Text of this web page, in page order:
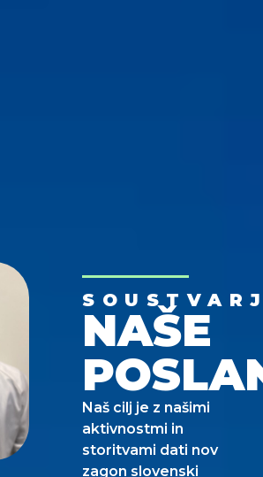
NAŠE
Naš cilj je z našimi
aktivnostmi in
storitvami dati nov
zagon slovenski